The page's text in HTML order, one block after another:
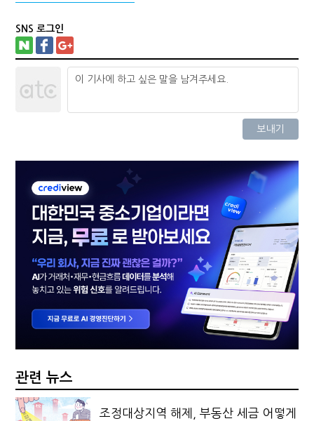
SNS 로그인
관련 뉴스
조정대상지역 해제, 부동산 세금 어떻게